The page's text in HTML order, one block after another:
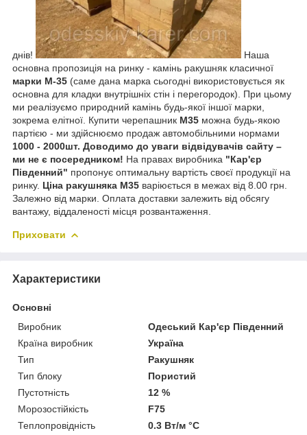
днів!
Наша
основна пропозиція на ринку - камінь ракушняк класичної
марки М-35 (саме дана марка сьогодні використовується як
основна для кладки внутрішніх стін і перегородок). При цьому
ми реалізуємо природний камінь будь-якої іншої марки,
зокрема елітної. Купити черепашник М35 можна будь-якою
партією - ми здійснюємо продаж автомобільними нормами
1000 - 2000шт. Доводимо до уваги відвідувачів сайту –
ми не є посередником! На правах виробника "Кар'єр
Південний" пропонує оптимальну вартість своєї продукції на
ринку. Ціна ракушняка М35 варіюється в межах від 8.00 грн.
Залежно від марки. Оплата доставки залежить від обсягу
вантажу, віддаленості місця розвантаження.
Приховати
Характеристики
Основні
Виробник
Одеський Кар'єр Південний
Країна виробник
Україна
Тип
Ракушняк
Тип блоку
Пористий
Пустотність
12 %
Морозостійкість
F75
Теплопровідність
0.3 Вт/м °С